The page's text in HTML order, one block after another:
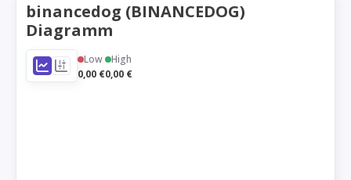
binancedog (BINANCEDOG)
Diagramm
Low
0,00 €
High
0,00 €